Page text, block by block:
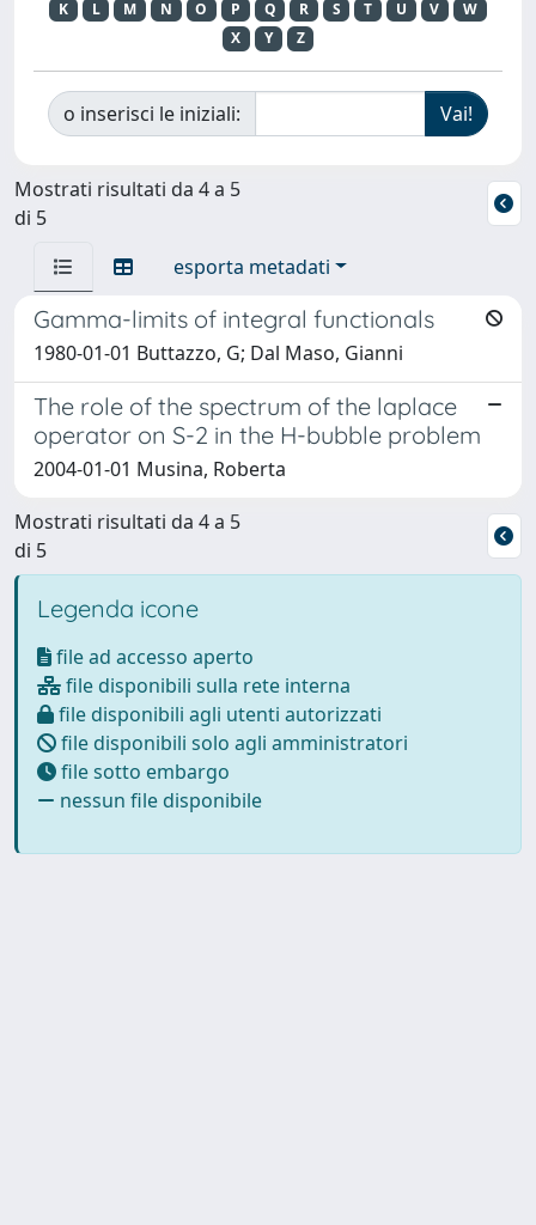
K
L M N O P Q R S T U V
W
X
Y Z
o inserisci le iniziali:
Mostrati risultati da 4 a 5
di 5
esporta metadati
Gamma-limits of integral functionals
1980-01-01 Buttazzo, G; Dal Maso, Gianni
The role of the spectrum of the laplace
operator on S-2 in the H-bubble problem
2004-01-01 Musina, Roberta
Mostrati risultati da 4 a 5
di 5
Legenda icone
file ad accesso aperto
file disponibili sulla rete interna
file disponibili agli utenti autorizzati
file disponibili solo agli amministratori
file sotto embargo
nessun file disponibile